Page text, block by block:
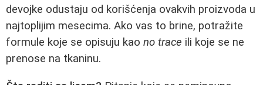
devojke odustaju od korišćenja ovakvih proizvoda u
najtoplijim mesecima. Ako vas to brine, potražite
formule koje se opisuju kao no trace ili koje se ne
prenose na tkaninu.